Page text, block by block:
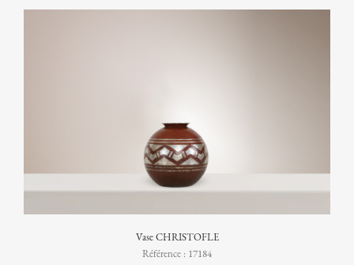
Vase CHRISTOFLE
Référence : 17184